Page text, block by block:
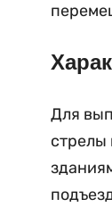
Для
стрелы